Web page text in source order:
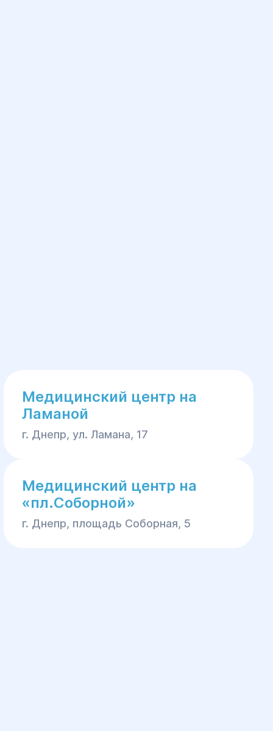
Медицинский центр на
Ламаной
г. Днепр, ул. Ламана, 17
Медицинский центр на
«пл.Соборной»
г. Днепр, площадь Соборная, 5